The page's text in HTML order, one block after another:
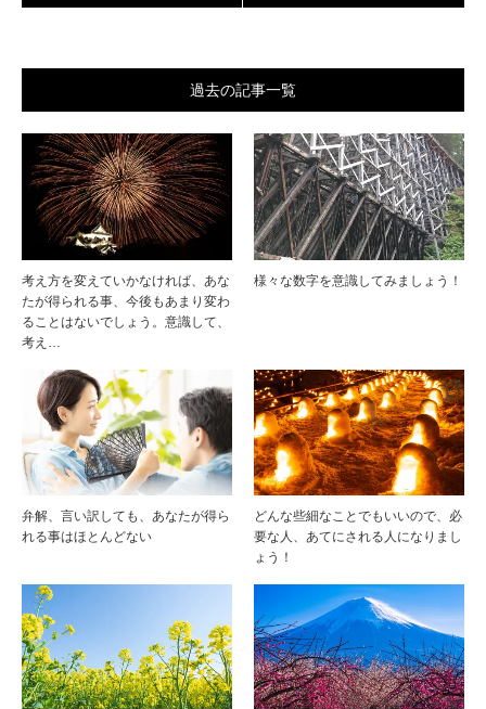
過去の記事一覧
考え方を変えていかなければ、あな
たが得られる事、今後もあまり変わ
ることはないでしょう。意識して、
考え…
様々な数字を意識してみましょう！
弁解、言い訳しても、あなたが得ら
れる事はほとんどない
どんな些細なことでもいいので、必
要な人、あてにされる人になりまし
ょう！